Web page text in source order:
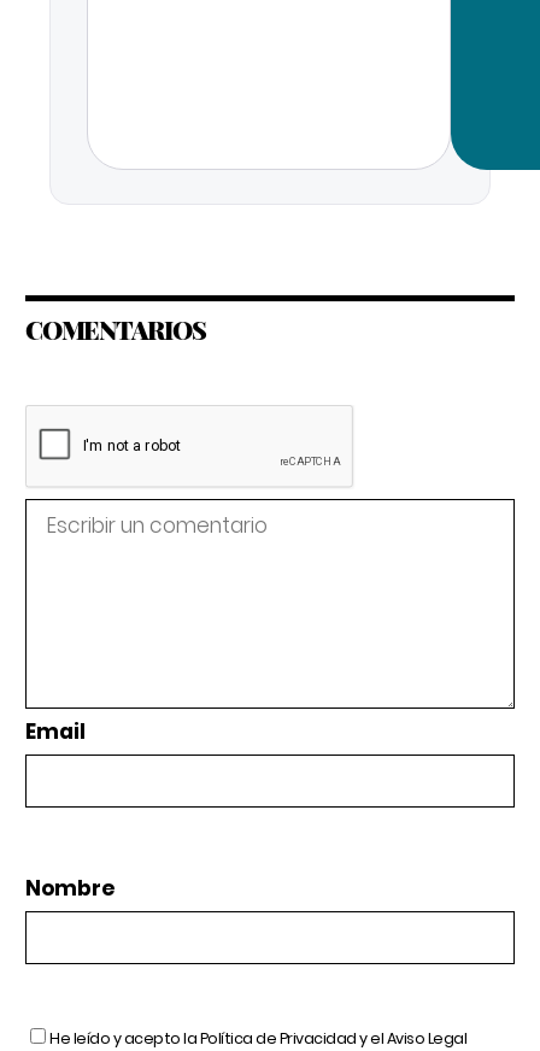
COMENTARIOS
Email
Nombre
He leído y acepto laPolítica de Privacidady elAviso Legal